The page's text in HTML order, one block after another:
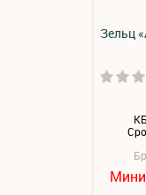
Зельц